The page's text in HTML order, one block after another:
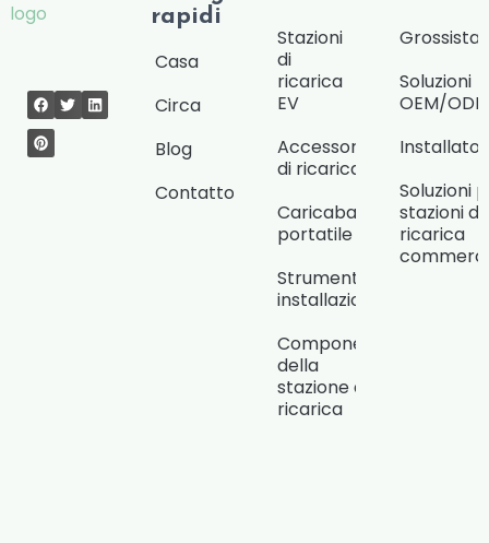
rapidi
Casa
Circa
Blog
Contatto
Stazioni
di
ricarica
EV
Accessori
di ricarica
Caricabatterie
portatile
Strumenti di
installazione
Componenti
della
stazione di
ricarica
Soluzioni
OEM/ODM
Soluzioni
stazioni di
ricarica